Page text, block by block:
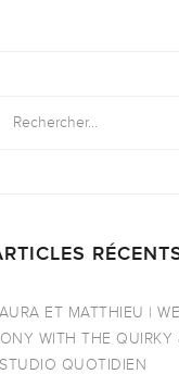
ET MATTHIEU |
WITH THE
QUOTIDIEN